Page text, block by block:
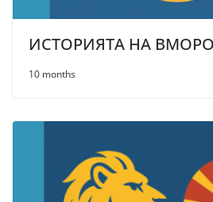
ИСТОРИЯТА НА ВМОРО
10 months